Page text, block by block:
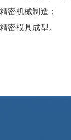
精密机械制造；
精密模具成型。